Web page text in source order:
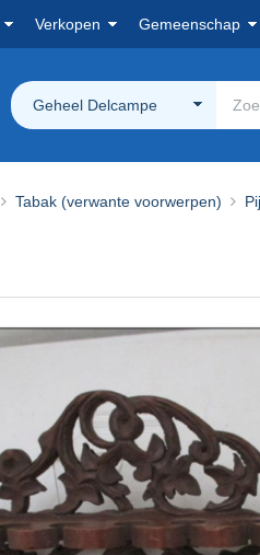
Verkopen Gemeenschap
Geheel Delcampe
Tabak (verwante voorwerpen)